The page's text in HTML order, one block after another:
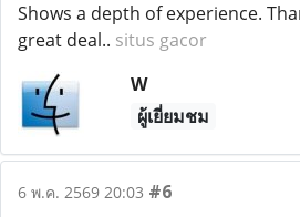
Shows a depth of experience.
great deal.. situs gacor
W
ผู้เยี่ยมชม
6 พ.ค. 2569 20:03 #6